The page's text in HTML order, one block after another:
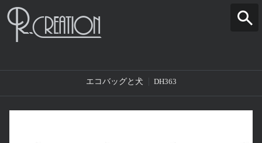
エコバッグと犬 DH363